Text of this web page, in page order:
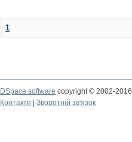
1
DSpace software copyright © 2002-2016
Контакти
Зворотній зв'язок